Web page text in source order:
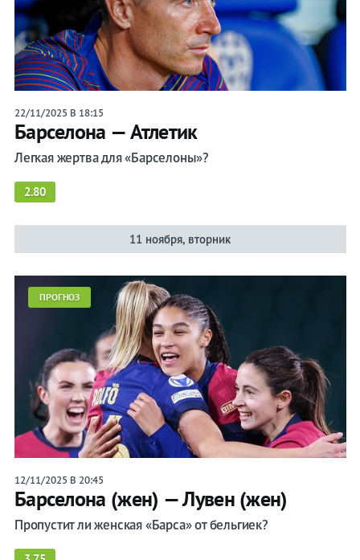
22/11/2025 В 18:15
Барселона — Атлетик
Легкая жертва для «Барселоны»?
2.80
11 ноября, вторник
ПРОГНОЗ
12/11/2025 В 20:45
Барселона (жен) — Лувен (жен)
Пропустит ли женская «Барса» от бельгиек?